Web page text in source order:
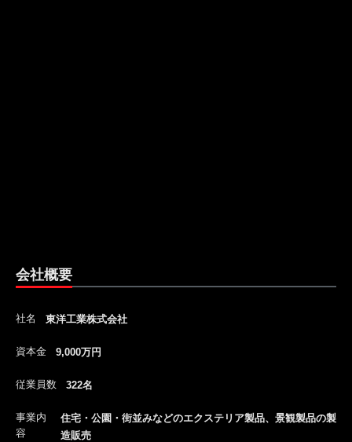
会社概要
社名 東洋工業株式会社
資本金 9,000万円
従業員数 322名
事業内
容
住宅・公園・街並みなどのエクステリア製品、景観製品の製
造販売